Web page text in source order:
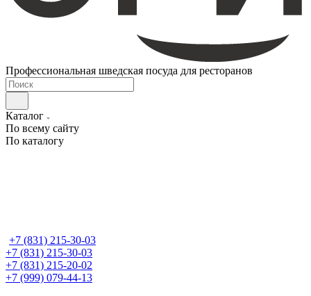
Профессиональная шведская посуда для ресторанов
Каталог
По всему сайту
По каталогу
+7 (831) 215-30-03
+7 (831) 215-30-03
+7 (831) 215-20-02
+7 (999) 079-44-13